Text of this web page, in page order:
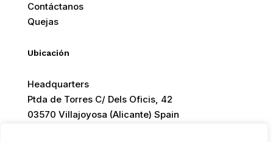
Contáctanos
Quejas
Ubicación
Headquarters
Ptda de Torres C/ Dels Oficis, 42
03570 Villajoyosa (Alicante) Spain